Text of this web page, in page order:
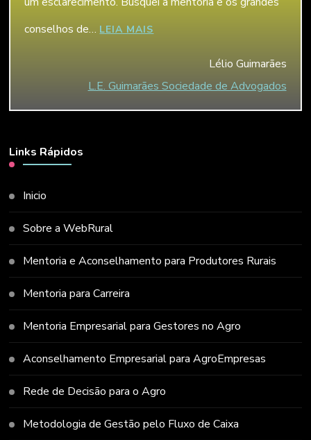
conselhos de… LEIA MAIS
Lélio Guimarães
L.E. Guimarães Sociedade de Advogados
Links Rápidos
Inicio
Sobre a WebRural
Mentoria e Aconselhamento para Produtores Rurais
Mentoria para Carreira
Mentoria Empresarial para Gestores no Agro
Aconselhamento Empresarial para AgroEmpresas
Rede de Decisão para o Agro
Metodologia de Gestão pelo Fluxo de Caixa